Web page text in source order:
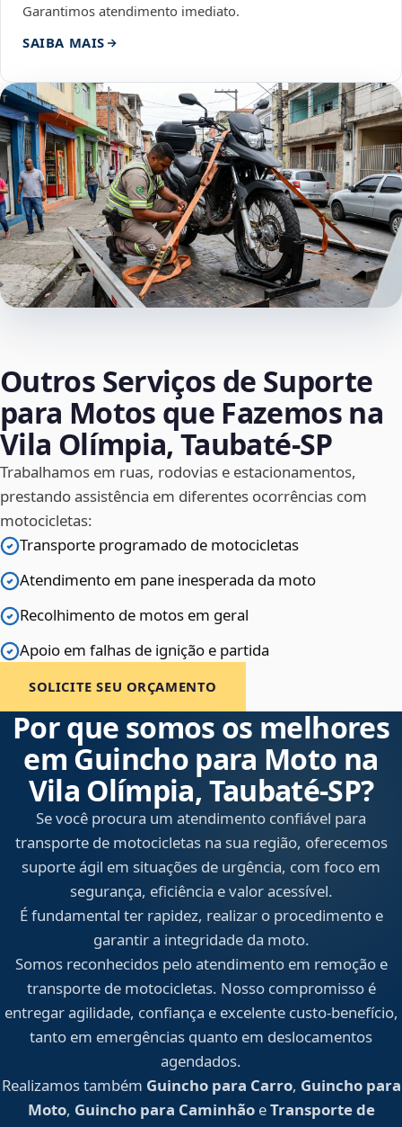
Garantimos atendimento imediato.
SAIBA MAIS
Outros Serviços de Suporte
para Motos que Fazemos na
Vila Olímpia, Taubaté‑SP
Trabalhamos em ruas, rodovias e estacionamentos,
prestando assistência em diferentes ocorrências com
motocicletas:
Transporte programado de motocicletas
Atendimento em pane inesperada da moto
Recolhimento de motos em geral
Apoio em falhas de ignição e partida
SOLICITE SEU ORÇAMENTO
Por que somos os melhores
em Guincho para Moto na
Vila Olímpia, Taubaté‑SP?
Se você procura um atendimento confiável para
transporte de motocicletas na sua região, oferecemos
suporte ágil em situações de urgência, com foco em
segurança, eficiência e valor acessível.
É fundamental ter rapidez, realizar o procedimento e
garantir a integridade da moto.
Somos reconhecidos pelo atendimento em remoção e
transporte de motocicletas. Nosso compromisso é
entregar agilidade, confiança e excelente custo-benefício,
tanto em emergências quanto em deslocamentos
agendados.
Realizamos também Guincho para Carro, Guincho para
Moto, Guincho para CaminhãoeTransporte de